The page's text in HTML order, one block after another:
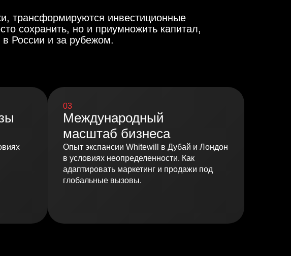
трансформируются инвестиционные
сохранить, но и приумножить капитал,
России и за рубежом.
03
Международный
масштаб бизнеса
Опыт экспансии Whitewill в Дубай и Лондон
в условиях неопределенности. Как
адаптировать маркетинг и продажи под
глобальные вызовы.